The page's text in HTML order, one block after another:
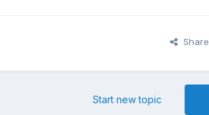
Share
Start new topic